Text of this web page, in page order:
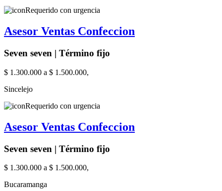
Requerido con urgencia
Asesor Ventas Confeccion
Seven seven | Término fijo
$ 1.300.000 a $ 1.500.000,
Sincelejo
Requerido con urgencia
Asesor Ventas Confeccion
Seven seven | Término fijo
$ 1.300.000 a $ 1.500.000,
Bucaramanga